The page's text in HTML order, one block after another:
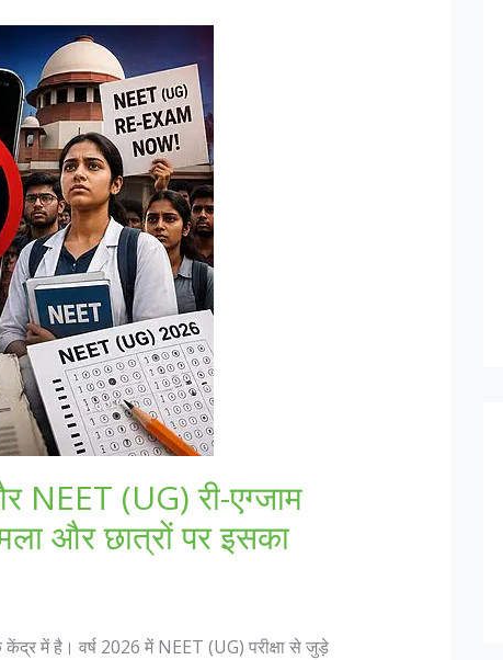
(UG) री-एग्जाम
और छात्रों पर इसका
केंद्र में है। वर्ष 2026 में NEET (UG) परीक्षा से जुड़े